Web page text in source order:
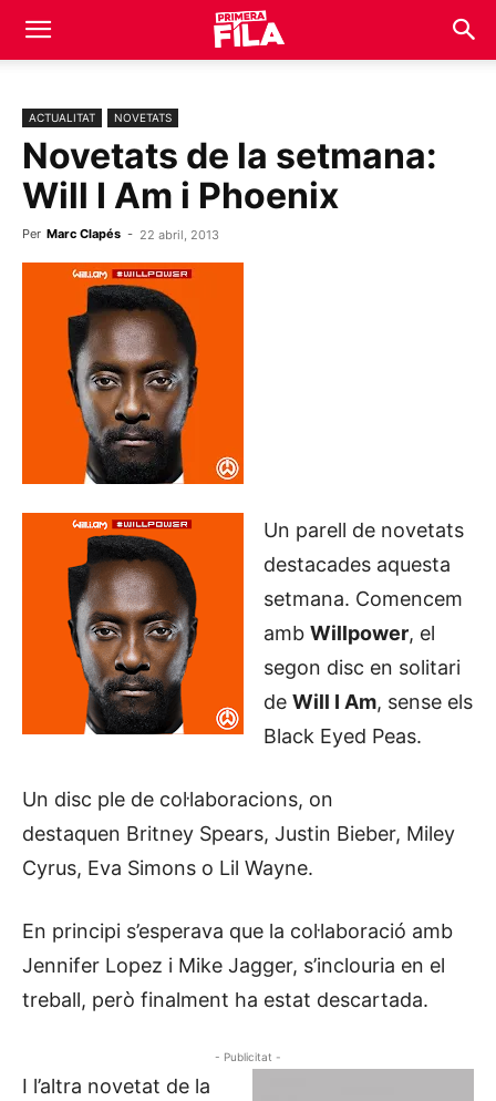
ACTUALITAT NOVETATS
Novetats de la setmana:
Will I Am i Phoenix
Per Marc Clapés - 22 abril, 2013
Un parell de novetats
destacades aquesta
setmana. Comencem
amb Willpower, el
segon disc en solitari
de Will I Am, sense els
Black Eyed Peas.
Un disc ple de col·laboracions, on
destaquen Britney Spears, Justin Bieber, Miley
Cyrus, Eva Simons o Lil Wayne.
En principi s’esperava que la col·laboració amb
Jennifer Lopez i Mike Jagger, s’inclouria en el
treball, però finalment ha estat descartada.
- Publicitat -
I l’altra novetat de la